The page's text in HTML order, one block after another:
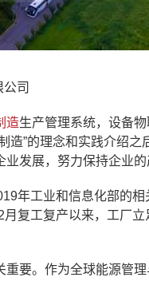
司
造生产管理系统，设备
造”的理念和实践介绍之
发展，努力保持企业的
年工业和信息化部的相
复工复产以来，工厂
重要。作为全球能源管